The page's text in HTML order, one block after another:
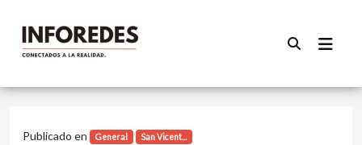
Publicado en General San Vicent...